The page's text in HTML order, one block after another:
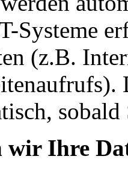
Systeme
(z.B.
sobald
wir Ihre